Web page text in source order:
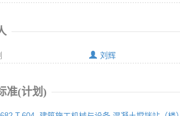
刘辉
准(计划)